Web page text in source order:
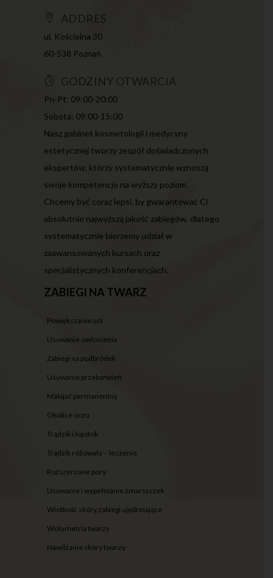
ADDRES
ul. Kościelna 30
60-538 Poznań
GODZINY OTWARCIA
Pn-Pt: 09:00-20:00
Sobota: 09:00-15:00
Nasz gabinet kosmetologii i medycyny
estetycznej tworzy zespół doświadczonych
ekspertów, którzy systematycznie wznoszą
swoje kompetencje na wyższy poziom.
Chcemy być coraz lepsi, by gwarantować Ci
absolutnie najwyższą jakość zabiegów, dlatego
systematycznie bierzemy udział w
zaawansowanych kursach oraz
specjalistycznych konferencjach.
ZABIEGI NA TWARZ
powiększanie ust
usuwanie owłosienia
zabiegi na podbródek
usuwanie przebarwień
makijaż permanentny
okolice oczu
trądzik i łojotok
trądzik różowaty – leczenie
rozszerzone pory
usuwanie i wypełnianie zmarszczek
wiotkość skóry,zabiegi ujędrniające
wolumetria twarzy
nawilżanie skóry twarzy